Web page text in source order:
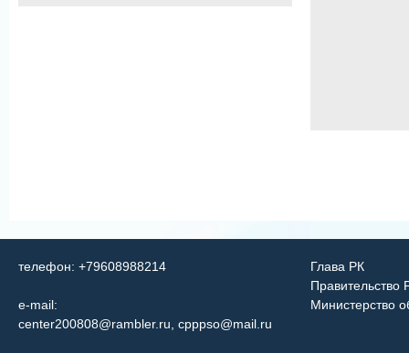
телефон: +79608988214
e-mail:
center200808@rambler.ru, cpppso@mail.ru
Глава РК
Правительство
Министерство